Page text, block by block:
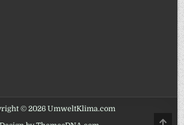
© 2026 UmweltKlima.com